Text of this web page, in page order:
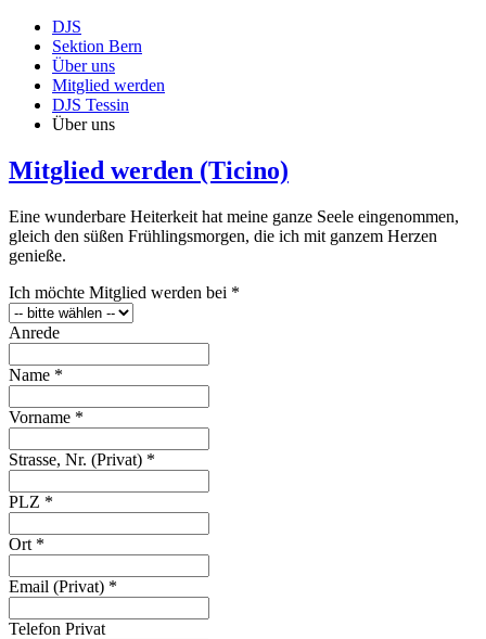
DJS
Sektion Bern
Über uns
Mitglied werden
DJS Tessin
Über uns
Mitglied werden (Ticino)
Eine wunderbare Heiterkeit hat meine ganze Seele eingenommen,
gleich den süßen Frühlingsmorgen, die ich mit ganzem Herzen
genieße.
Ich möchte Mitglied werden bei *
Anrede
Name *
Vorname *
Strasse, Nr. (Privat) *
PLZ *
Ort *
Email (Privat) *
Telefon Privat